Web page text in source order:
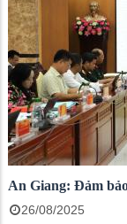
An Giang: Đảm
26/08/2025